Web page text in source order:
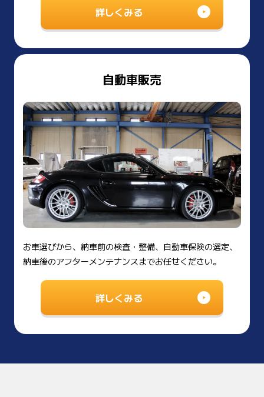
詳しくみる
自動車販売
お車選びから、納車前の検査・整備、自動車保険の選定、
納車後のアフターメンテナンスまでお任せください。
詳しくみる